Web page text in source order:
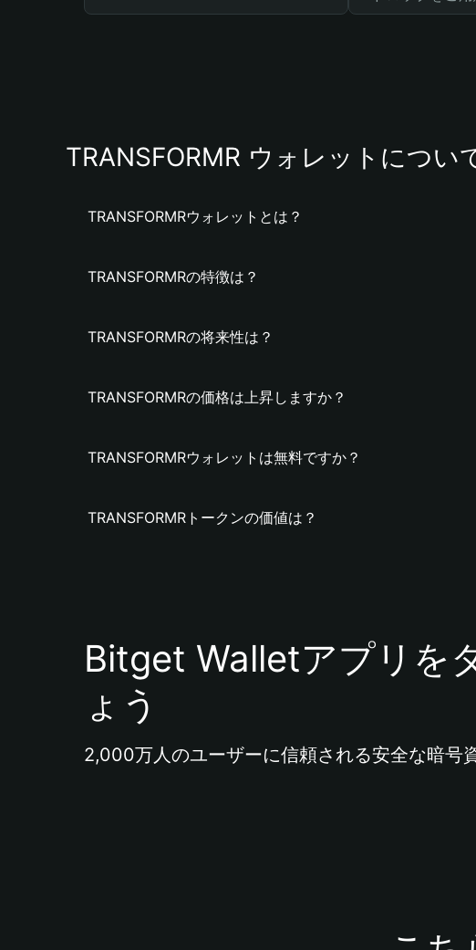
TRANSFORMR ウォレットについ
TRANSFORMRウォレットとは？
TRANSFORMRの特徴は？
TRANSFORMRの将来性は？
TRANSFORMRの価格は上昇しますか？
TRANSFORMRウォレットは無料ですか？
TRANSFORMRトークンの価値は？
Bitget Walletアプリを
ょう
2,000万人のユーザーに信頼される安全な暗号